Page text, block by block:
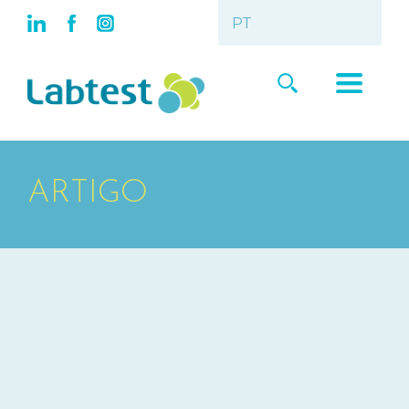
ARTIGO